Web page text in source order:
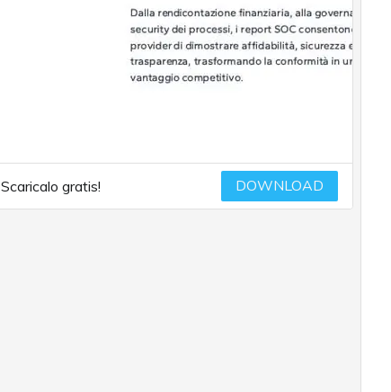
Scaricalo gratis! DOWNLOAD